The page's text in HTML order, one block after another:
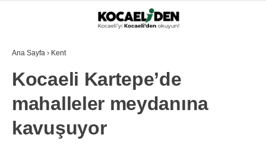
Ana Sayfa › Kent
Kocaeli Kartepe’de
mahalleler meydanına
kavuşuyor